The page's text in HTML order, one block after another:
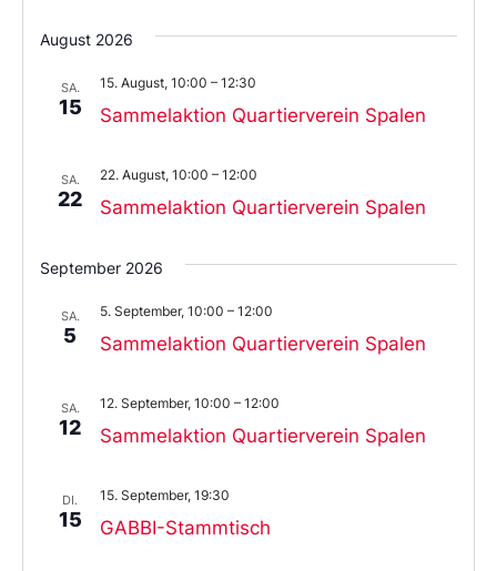
Sie
das
aus.
August 2026
SA.
15 Sammelaktion Quartierverein Spalen
15. August, 10:00 – 12:30
SA.
22 Sammelaktion Quartierverein Spalen
22. August, 10:00 – 12:00
September 2026
SA.
5 Sammelaktion Quartierverein Spalen
5. September, 10:00 – 12:00
SA.
12 Sammelaktion Quartierverein Spalen
12. September, 10:00 – 12:00
DI.
15 GABBI-Stammtisch
15. September, 19:30